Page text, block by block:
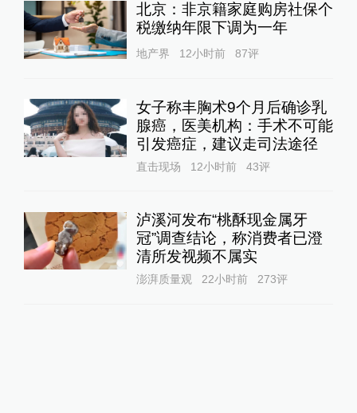
北京：非京籍家庭购房社保个
税缴纳年限下调为一年
地产界 12小时前 87评
女子称丰胸术9个月后确诊乳
腺癌，医美机构：手术不可能
引发癌症，建议走司法途径
直击现场 12小时前 43评
泸溪河发布“桃酥现金属牙
冠”调查结论，称消费者已澄
清所发视频不属实
澎湃质量观 22小时前 273评